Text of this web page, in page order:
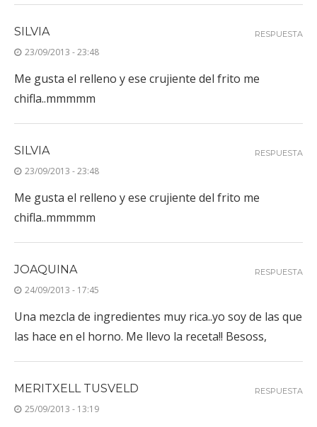
SILVIA
23/09/2013 - 23:48
Me gusta el relleno y ese crujiente del frito me
chifla..mmmmm
RESPUESTA
SILVIA
23/09/2013 - 23:48
Me gusta el relleno y ese crujiente del frito me
chifla..mmmmm
RESPUESTA
JOAQUINA
24/09/2013 - 17:45
Una mezcla de ingredientes muy rica..yo soy de las que
las hace en el horno. Me llevo la receta!! Besoss,
RESPUESTA
MERITXELL TUSVELD
25/09/2013 - 13:19
RESPUESTA